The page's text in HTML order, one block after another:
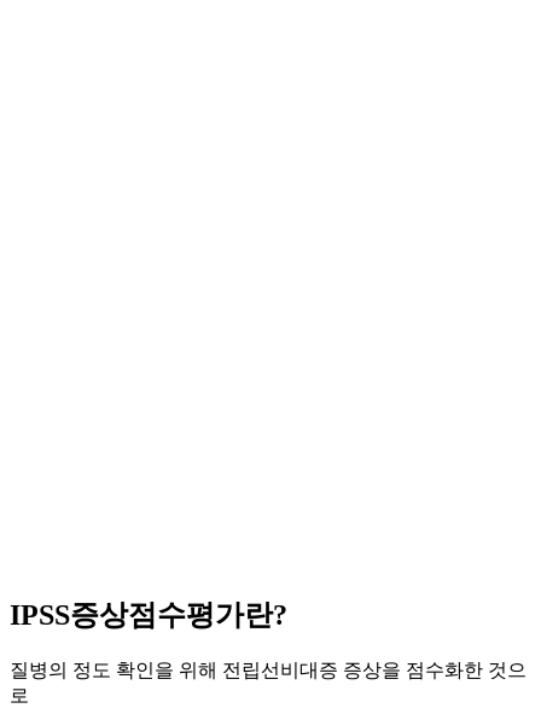
IPSS증상점수평가란?
질병의 정도 확인을 위해 전립선비대증 증상을 점수화한 것으
로